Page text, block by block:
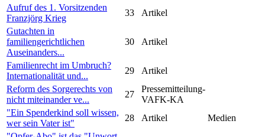
Aufruf des 1. Vorsitzenden
Franzjörg Krieg
33
Artikel
Gutachten in
familiengerichtlichen
Auseinanders...
30 Artikel
Familienrecht im Umbruch?
Internationalität und...
29
Artikel
Reform des Sorgerechts von
nicht miteinander ve...
27
Pressemitteilung-
VAFK-KA
"Ein Spenderkind soll wissen,
wer sein Vater ist"
28 Artikel
Medien